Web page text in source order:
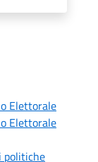
Elettorale
Elettorale
politiche